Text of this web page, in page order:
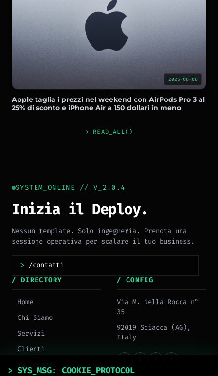
2026-08-08
Apple taglia i prezzi nel weekend con AirPods Pro 3 al
25% di sconto e iPhone Air a 150 dollari in meno
> READ_ALL()
SYSTEM_ONLINE // V_2.0.4
Inizia il Deploy.
Nessun template. Solo ingegneria. Prenota una
sessione operativa per scalare il tuo business.
>
/ DIRECTORY
Home
Chi Siamo
Servizi
Clienti
/ CONFIG
Via M. della Rocca n°
35
92019 Sciacca (AG),
Italy
> SYS_MSG: COOKIE_PROTOCOL